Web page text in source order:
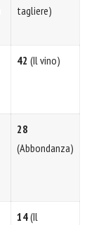
tagliere)
42 (Il vino)
28
(Abbondanza)
14(Il